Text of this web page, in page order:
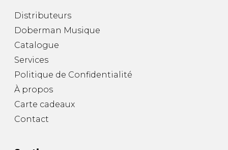
Distributeurs
Doberman Musique
Catalogue
Services
Politique de Confidentialité
À propos
Carte cadeaux
Contact